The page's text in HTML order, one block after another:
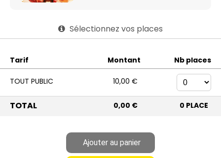
Sélectionnez vos places
Tarif Montant Nb places
TOUT PUBLIC 10,00 €
TOTAL 0,00 € 0 PLACE